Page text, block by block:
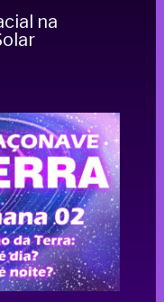
na